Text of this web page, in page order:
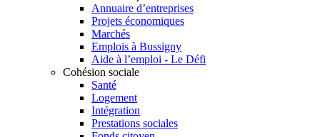
Annuaire d’entreprises
Projets économiques
Marchés
Emplois à Bussigny
Aide à l’emploi - Le Défi
Cohésion sociale
Santé
Logement
Intégration
Prestations sociales